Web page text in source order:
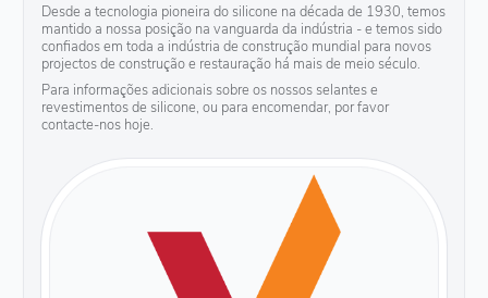
Desde a tecnologia pioneira do silicone na década de 1930, temos
mantido a nossa posição na vanguarda da indústria - e temos sido
confiados em toda a indústria de construção mundial para novos
projectos de construção e restauração há mais de meio século.
Para informações adicionais sobre os nossos selantes e
revestimentos de silicone, ou para encomendar, por favor
contacte-nos hoje.